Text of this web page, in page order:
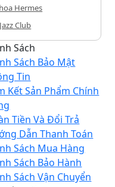
Hermes
Club
Sách
Sách Bảo Mật
Tin
Kết Sản Phẩm Chính
Tiền Và Đổi Trả
Dẫn Thanh Toán
Sách Mua Hàng
Sách Bảo Hành
Sách Vận Chuyển